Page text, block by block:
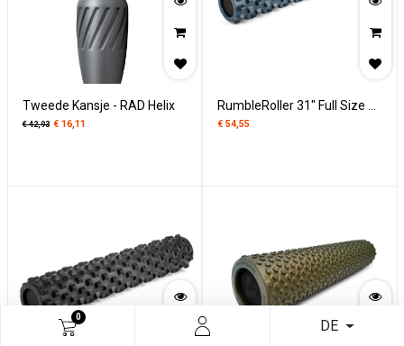
0
DE
Tweede Kansje - RAD Helix
€42,93 € 16,11 € 54,55